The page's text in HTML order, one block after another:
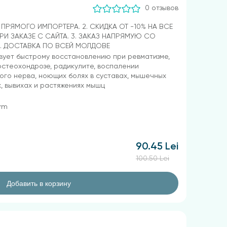
0 отзывов
ПРЯМОГО ИМПОРТЕРА. 2. СКИДКА ОТ -10% НА ВСЕ
ЗАКАЗЕ С САЙТА. 3. ЗАКАЗ НАПРЯМУЮ СО
ДОСТАВКА ПО ВСЕЙ МОЛДОВЕ
быстрому восстановлению при ревматизме,
радикулите, воспалении
нерва, ноющих болях в суставах, мышечных
вывихах и растяжениях мышц
90.45 Lei
100.50 Lei
Добавить в корзину